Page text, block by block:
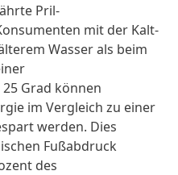
Pril-
mit der Kalt-
Wasser als beim
Grad können
im Vergleich zu einer
werden. Dies
Fußabdruck
des